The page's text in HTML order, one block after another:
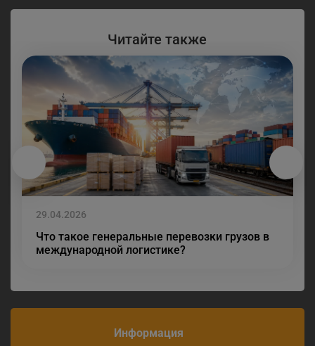
Информация
Читайте также
29.04.2026
Что такое генеральные перевозки грузов в
международной логистике?